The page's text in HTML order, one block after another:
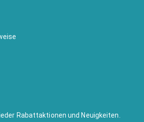
Rabattaktionen und Neuigkeiten.